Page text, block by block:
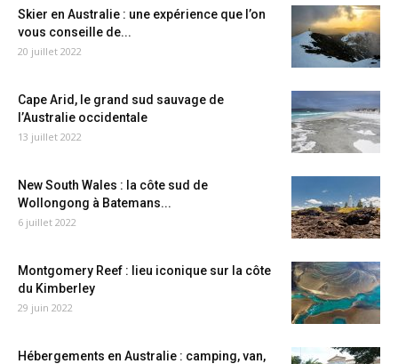
Skier en Australie : une expérience que l’on
vous conseille de...
20 juillet 2022
Cape Arid, le grand sud sauvage de
l’Australie occidentale
13 juillet 2022
New South Wales : la côte sud de
Wollongong à Batemans...
6 juillet 2022
Montgomery Reef : lieu iconique sur la côte
du Kimberley
29 juin 2022
Hébergements en Australie : camping, van,